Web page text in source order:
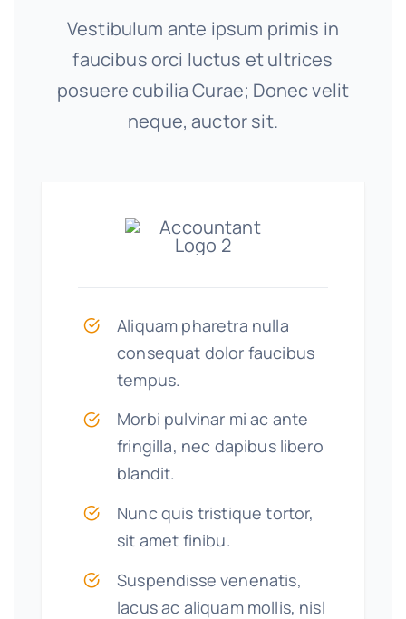
Vestibulum ante ipsum primis in
faucibus orci luctus et ultrices
posuere cubilia Curae; Donec velit
neque, auctor sit.
Aliquam pharetra nulla
consequat dolor faucibus
tempus.
Morbi pulvinar mi ac ante
fringilla, nec dapibus libero
blandit.
Nunc quis tristique tortor,
sit amet finibu.
Suspendisse venenatis,
lacus ac aliquam mollis, nisl